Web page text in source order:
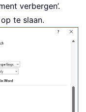
verbergen’.
te slaan.